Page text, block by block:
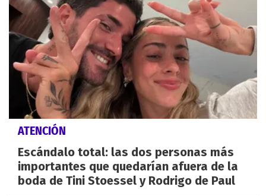
ATENCIÓN
Escándalo total: las dos personas más
importantes que quedarían afuera de la
boda de Tini Stoessel y Rodrigo de Paul